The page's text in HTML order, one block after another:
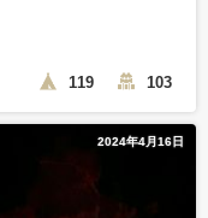
119 103
2024年4月16日